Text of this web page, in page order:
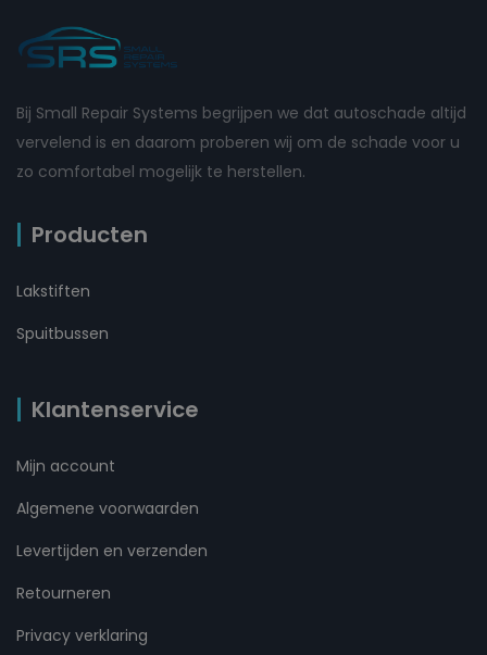
Bij Small Repair Systems begrijpen we dat autoschade altijd
vervelend is en daarom proberen wij om de schade voor u
zo comfortabel mogelijk te herstellen.
Producten
Lakstiften
Spuitbussen
Klantenservice
Mijn account
Algemene voorwaarden
Levertijden en verzenden
Retourneren
Privacy verklaring